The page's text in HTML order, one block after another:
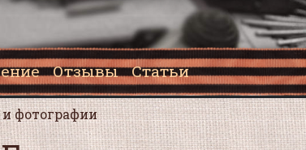
Отзывы Статьи
фотографии